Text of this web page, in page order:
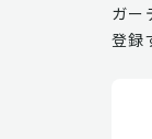
ガー
登録